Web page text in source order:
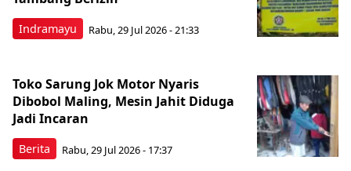
Indramayu Rabu, 29 Jul 2026 - 21:33
Berita
Toko Sarung Jok Motor Nyaris
Dibobol Maling, Mesin Jahit Diduga
Jadi Incaran
Rabu, 29 Jul 2026 - 17:37